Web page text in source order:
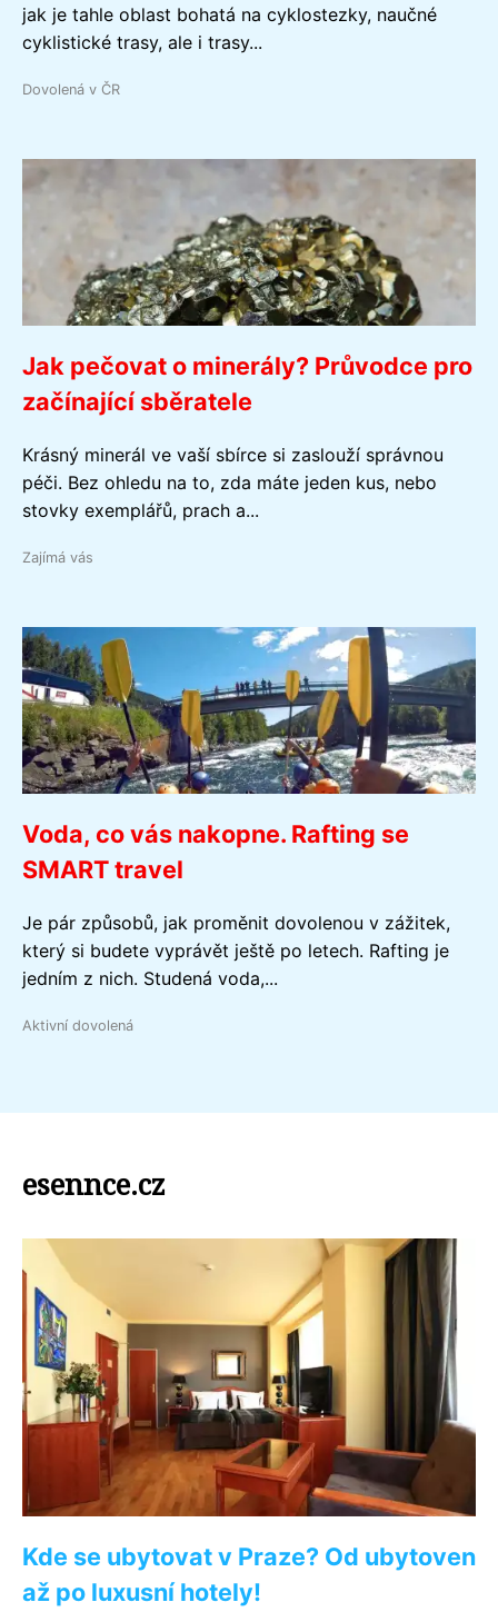
jak je tahle oblast bohatá na cyklostezky, naučné
cyklistické trasy, ale i trasy...
Dovolená v ČR
Jak pečovat o minerály? Průvodce pro
začínající sběratele
Krásný minerál ve vaší sbírce si zaslouží správnou
péči. Bez ohledu na to, zda máte jeden kus, nebo
stovky exemplářů, prach a...
Zajímá vás
Voda, co vás nakopne. Rafting se
SMART travel
Je pár způsobů, jak proměnit dovolenou v zážitek,
který si budete vyprávět ještě po letech. Rafting je
jedním z nich. Studená voda,...
Aktivní dovolená
esennce.cz
Kde se ubytovat v Praze? Od ubytoven
až po luxusní hotely!